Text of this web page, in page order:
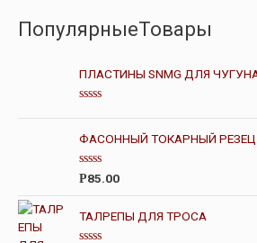
ПопулярныеТовары
ПЛАСТИНЫ SNMG ДЛЯ
е
н
к
0
и
5
ФАСОННЫЙ ТОКАРНЫЙ РЕЗЕЦ
О
е
н
к
а
Р85.00
ТАЛРЕПЫ ДЛЯ ТРОСА